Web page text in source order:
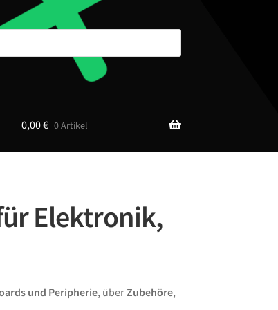
0,00€ 0 Artikel
Elektronik,
und Peripherie, überZubehöre,